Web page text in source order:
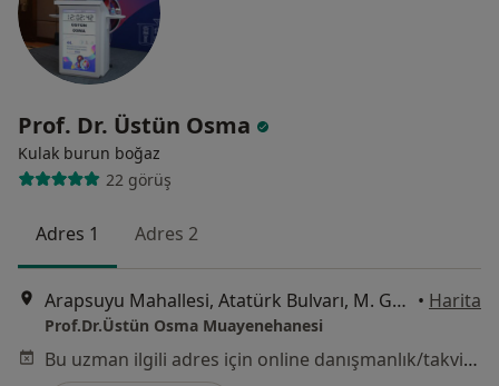
Prof. Dr. Üstün Osma
Kulak burun boğaz
22 görüş
Adres 1 Adres 2
Arapsuyu Mahallesi, Atatürk Bulvarı, M. Gökay Plaza, No:23, Kat:1, Daire:3, Konyaaltı / Antalya, Antalya • Harita
Prof.Dr.Üstün Osma Muayenehanesi
Bu uzman ilgili adres için online danışmanlık/takvim sunmuyor.